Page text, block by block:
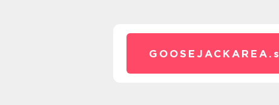
GOOSEJACKAREA.